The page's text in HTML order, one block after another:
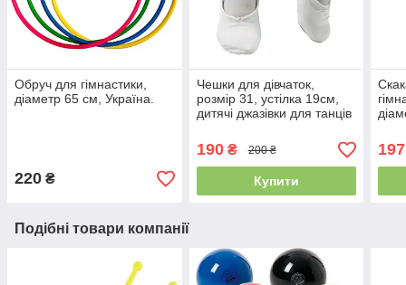
Обруч для гімнастики,
діаметр 65 см, Україна.
220 ₴
Чешки для дівчаток,
розмір 31, устілка 19см,
дитячі джазівки для танців
Білий
190₴ 200 ₴
Купити
Подібні товари компанії